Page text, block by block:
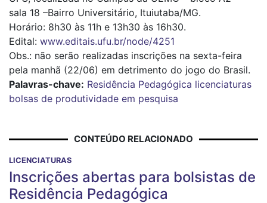
sala 18 –Bairro Universitário, Ituiutaba/MG.
Horário: 8h30 às 11h e 13h30 às 16h30.
Edital: www.editais.ufu.br/node/4251
Obs.: não serão realizadas inscrições na sexta-feira
pela manhã (22/06) em detrimento do jogo do Brasil.
Palavras-chave: Residência Pedagógica licenciaturas
bolsas de produtividade em pesquisa
CONTEÚDO RELACIONADO
LICENCIATURAS
Inscrições abertas para bolsistas de
Residência Pedagógica